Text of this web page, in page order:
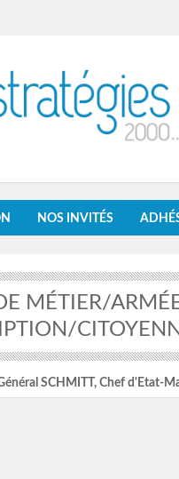
NOS INVITÉS
MÉTIER/
SCHMITT, Chef d'Etat-